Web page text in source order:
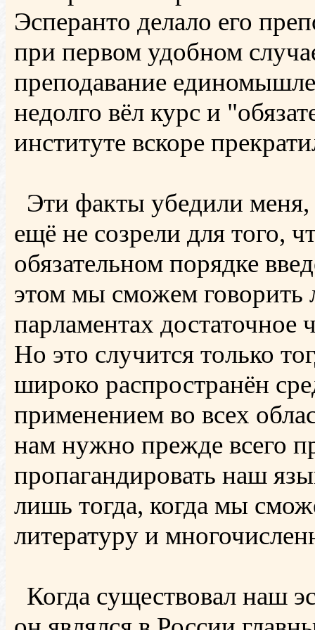
Эсперанто делало его
при первом удобном
преподавание
недолго вёл курс и
институте вскоре
Эти факты убедили
ещё не созрели для того,
обязательном порядке
этом мы сможем говорить
парламентах
Но это случится только
широко распространён
применением во всех
нам нужно прежде всего
пропагандировать наш
лишь тогда, когда мы
литературу и
Когда существовал наш